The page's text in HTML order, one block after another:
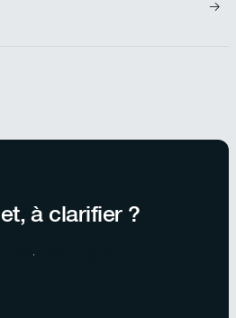
à clarifier ?
avec nos équipes